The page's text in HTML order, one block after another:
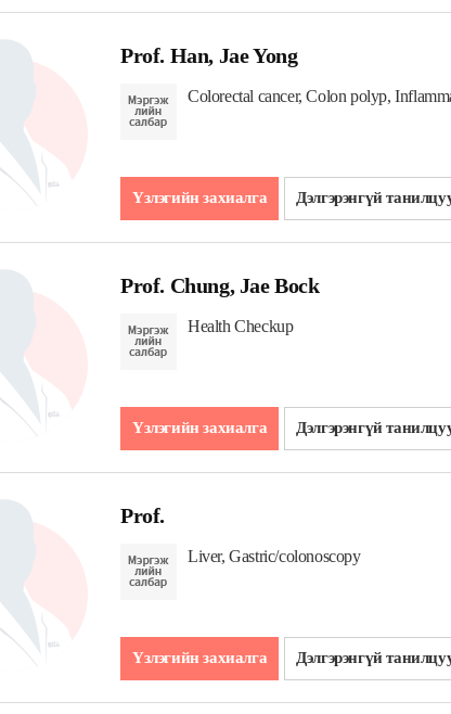
Prof. Han, Jae Yong
Colorectal cancer, Colon polyp,
Үзлэгийн захиалга Дэлгэрэнгүй
Prof. Chung, Jae Bock
Health Checkup
Үзлэгийн захиалга Дэлгэрэнгүй
Prof.
Liver, Gastric/colonoscopy
Үзлэгийн захиалга Дэлгэрэнгүй